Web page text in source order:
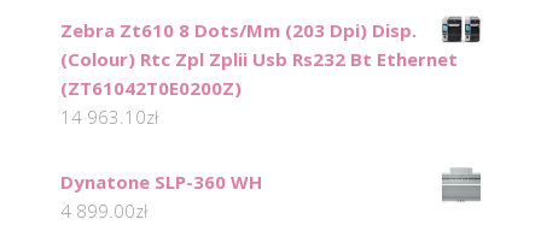
Zebra Zt610 8 Dots/Mm (203 Dpi) Disp.
(Colour) Rtc Zpl Zplii Usb Rs232 Bt Ethernet
(ZT61042T0E0200Z)
14 963.10zł
Dynatone SLP-360 WH
4 899.00zł